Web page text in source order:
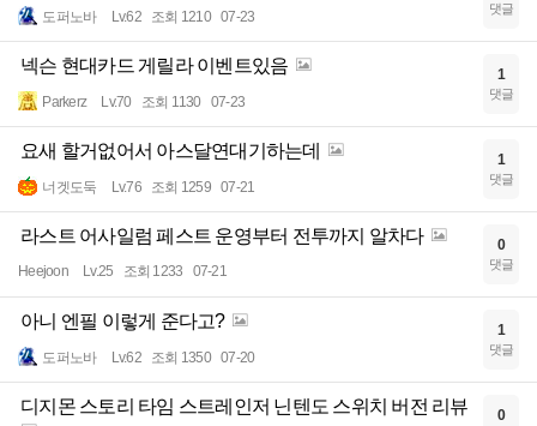
도퍼노바 Lv.62 조회 1210 07-23 댓글
넥슨 현대카드 게릴라 이벤트있음
Parkerz Lv.70 조회 1130 07-23
1
댓글
요새 할거없어서 아스달연대기하는데
너겟도둑 Lv.76 조회 1259 07-21
1
댓글
라스트 어사일럼 페스트 운영부터 전투까지 알차다
Heejoon Lv.25 조회 1233 07-21
0
댓글
아니 엔필 이렇게 준다고?
도퍼노바 Lv.62 조회 1350 07-20
1
댓글
디지몬 스토리 타임 스트레인저 닌텐도 스위치 버전 리뷰 0